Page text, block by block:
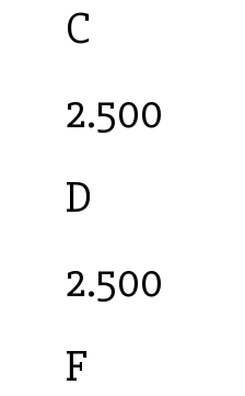
C
2.500
D
2.500
F